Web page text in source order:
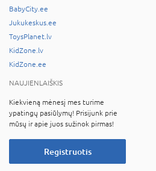
BabyCity.ee
Jukukeskus.ee
ToysPlanet.lv
KidZone.lv
KidZone.ee
NAUJIENLAIŠKIS
Kiekvieną mėnesį mes turime
ypatingų pasiūlymų! Prisijunk prie
mūsų ir apie juos sužinok pirmas!
Registruotis